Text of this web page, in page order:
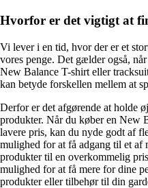
Hvorfor er det vigtigt at
Vi lever i en tid, hvor der er et
vores penge. Det gælder også,
New Balance T-shirt eller
kan betyde forskellen mellem at
Derfor er det afgørende at holde
produkter. Når du køber en New
lavere pris, kan du nyde godt af
mulighed for at få adgang til et
produkter til en overkommelig
mulighed for at få mere for dine
produkter eller tilbehør til din